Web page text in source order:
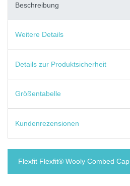
Beschreibung
Weitere Details
Details zur Produktsicherheit
Größentabelle
Kundenrezensionen
Flexfit Flexfit® Wooly Combed Cap